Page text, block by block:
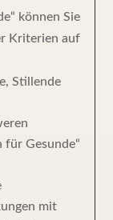
können Sie
Kriterien auf
Stillende
für Gesunde“
mit